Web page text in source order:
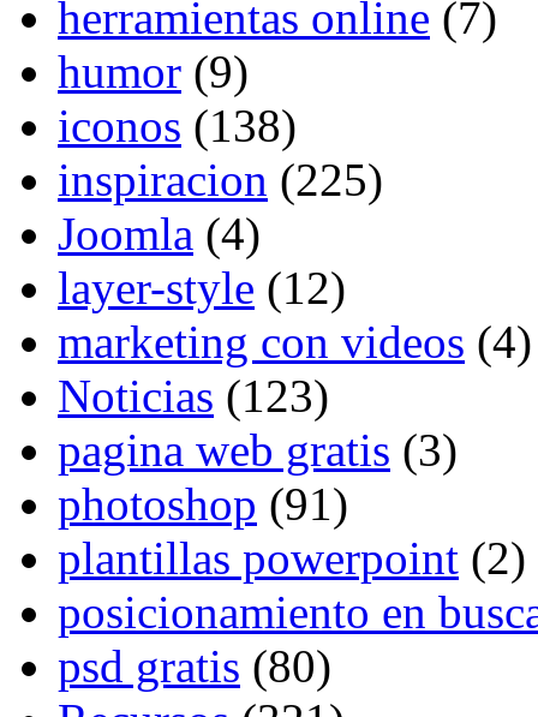
herramientas online (7)
humor (9)
iconos (138)
inspiracion (225)
Joomla (4)
layer-style (12)
marketing con videos (4)
Noticias (123)
pagina web gratis (3)
photoshop (91)
plantillas powerpoint (2)
posicionamiento en
psd gratis (80)